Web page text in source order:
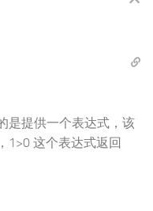
是提供一个表达式，该
1>0 这个表达式返回